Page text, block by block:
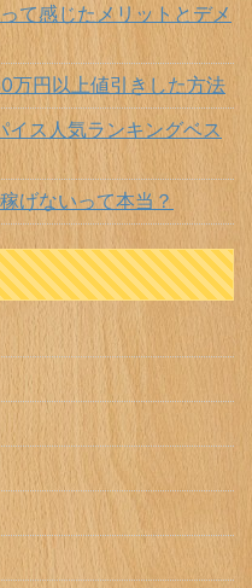
て感じたメリットとデメ
万円以上値引きした方法
イス人気ランキングベス
げないって本当？